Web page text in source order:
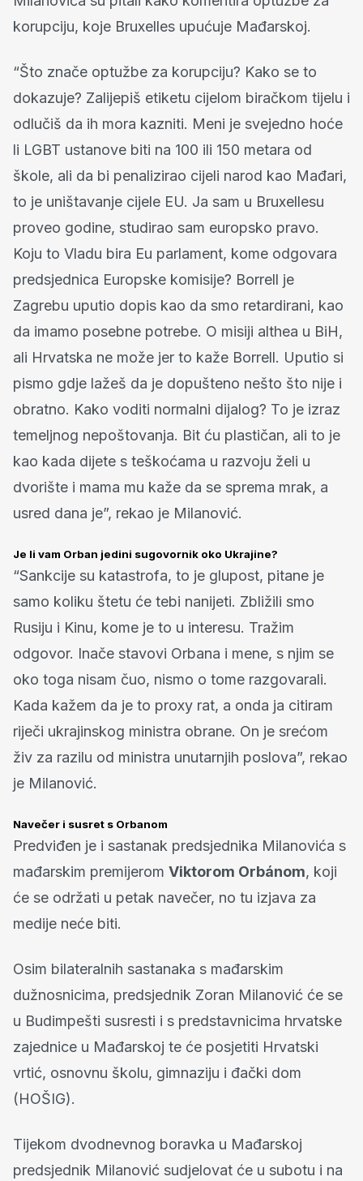
korupciju, koje Bruxelles upućuje Mađarskoj.
“Što znače optužbe za korupciju? Kako se to
dokazuje? Zalijepiš etiketu cijelom biračkom tijelu i
odlučiš da ih mora kazniti. Meni je svejedno hoće
li LGBT ustanove biti na 100 ili 150 metara od
škole, ali da bi penalizirao cijeli narod kao Mađari,
to je uništavanje cijele EU. Ja sam u Bruxellesu
proveo godine, studirao sam europsko pravo.
Koju to Vladu bira Eu parlament, kome odgovara
predsjednica Europske komisije? Borrell je
Zagrebu uputio dopis kao da smo retardirani, kao
da imamo posebne potrebe. O misiji althea u BiH,
ali Hrvatska ne može jer to kaže Borrell. Uputio si
pismo gdje lažeš da je dopušteno nešto što nije i
obratno. Kako voditi normalni dijalog? To je izraz
temeljnog nepoštovanja. Bit ću plastičan, ali to je
kao kada dijete s teškoćama u razvoju želi u
dvorište i mama mu kaže da se sprema mrak, a
usred dana je”, rekao je Milanović.
Je li vam Orban jedini sugovornik oko Ukrajine?
“Sankcije su katastrofa, to je glupost, pitane je
samo koliku štetu će tebi nanijeti. Zbližili smo
Rusiju i Kinu, kome je to u interesu. Tražim
odgovor. Inače stavovi Orbana i mene, s njim se
oko toga nisam čuo, nismo o tome razgovarali.
Kada kažem da je to proxy rat, a onda ja citiram
riječi ukrajinskog ministra obrane. On je srećom
živ za razilu od ministra unutarnjih poslova”, rekao
je Milanović.
Navečer i susret s Orbanom
Predviđen je i sastanak predsjednika Milanovića s
mađarskim premijerom Viktorom Orbánom, koji
će se održati u petak navečer, no tu izjava za
medije neće biti.
Osim bilateralnih sastanaka s mađarskim
dužnosnicima, predsjednik Zoran Milanović će se
u Budimpešti susresti i s predstavnicima hrvatske
zajednice u Mađarskoj te će posjetiti Hrvatski
vrtić, osnovnu školu, gimnaziju i đački dom
(HOŠIG).
Tijekom dvodnevnog boravka u Mađarskoj
predsjednik Milanović sudjelovat će u subotu i na